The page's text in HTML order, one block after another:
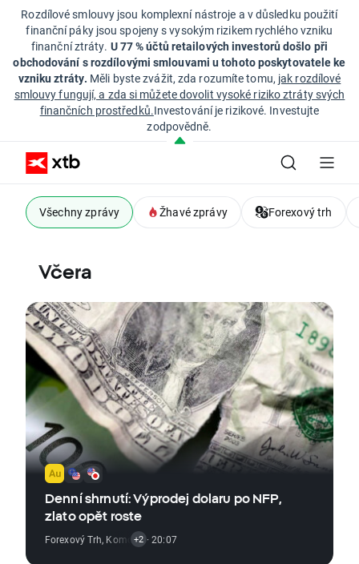
Rozdílové smlouvy jsou komplexní nástroje a v důsledku použití
finanční páky jsou spojeny s vysokým rizikem rychlého vzniku
finanční ztráty. U 77 % účtů retailových investorů došlo při
obchodování s rozdílovými smlouvami u tohoto poskytovatele ke
vzniku ztráty. Měli byste zvážit, zda rozumíte tomu, jak rozdílové
smlouvy fungují, a zda si můžete dovolit vysoké riziko ztráty svých
finančních prostředků.Investování je rizikové. Investujte
zodpovědně.
Všechny zprávy Žhavé zprávy Forexový trh
Včera
Denní shrnutí: Výprodej dolaru po NFP,
zlato opět roste
Forexový Trh, Komoditní Trh,Vývoj Indexů
+2 · 20:07